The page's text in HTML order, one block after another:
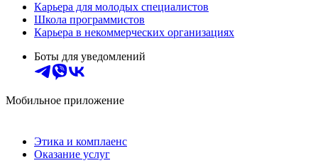
Карьера для молодых специалистов
Школа программистов
Карьера в некоммерческих организациях
Боты для уведомлений
Мобильное приложение
Этика и комплаенс
Оказание услуг